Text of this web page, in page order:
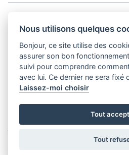
Pl. de la Palud 23
Tel : +41
Nous utilisons quelques
Bonjour, ce site utilise des
assurer son bon
suivi pour comprendre
avec lui. Ce dernier ne sera fixé
Laissez-moi choisir
Tout
Tout